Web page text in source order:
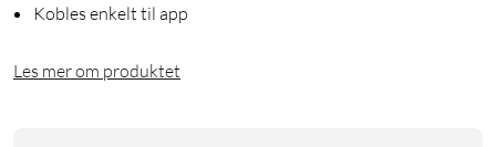
Kobles enkelt til app
Les mer om produktet